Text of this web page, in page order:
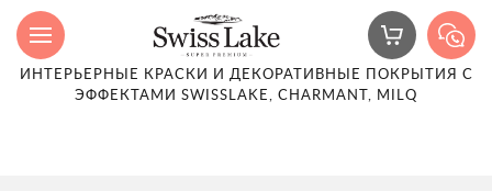
ИНТЕРЬЕРНЫЕ КРАСКИ И ДЕКОРАТИВНЫЕ ПОКРЫТИЯ С
ЭФФЕКТАМИ SWISSLAKE, CHARMANT, MILQ